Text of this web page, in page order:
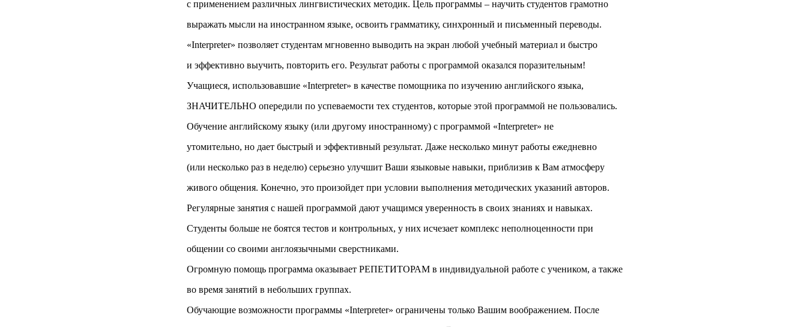
с применением различных лингвистических методик. Цель программы – научить студентов грамотно
выражать мысли на иностранном языке, освоить грамматику, синхронный и письменный переводы.
«Interpreter» позволяет студентам мгновенно выводить на экран любой учебный материал и быстро
и эффективно выучить, повторить его. Результат работы с программой оказался поразительным!
Учащиеся, использовавшие «Interpreter» в качестве помощника по изучению английского языка,
ЗНАЧИТЕЛЬНО опередили по успеваемости тех студентов, которые этой программой не пользовались.
Обучение английскому языку (или другому иностранному) с программой «Interpreter» не
утомительно, но дает быстрый и эффективный результат. Даже несколько минут работы ежедневно
(или несколько раз в неделю) серьезно улучшит Ваши языковые навыки, приблизив к Вам атмосферу
живого общения. Конечно, это произойдет при условии выполнения методических указаний авторов.
Регулярные занятия с нашей программой дают учащимся уверенность в своих знаниях и навыках.
Студенты больше не боятся тестов и контрольных, у них исчезает комплекс неполноценности при
общении со своими англоязычными сверстниками.
Огромную помощь программа оказывает РЕПЕТИТОРАМ в индивидуальной работе с учеником, а также
во время занятий в небольших группах.
Обучающие возможности программы «Interpreter» ограничены только Вашим воображением. После